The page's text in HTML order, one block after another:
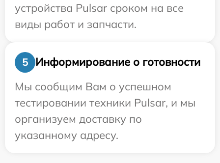
устройства Pulsar сроком на все
виды работ и запчасти.
5
Информирование о готовности
Мы сообщим Вам о успешном
тестировании техники Pulsar, и мы
организуем доставку по
указанному адресу.